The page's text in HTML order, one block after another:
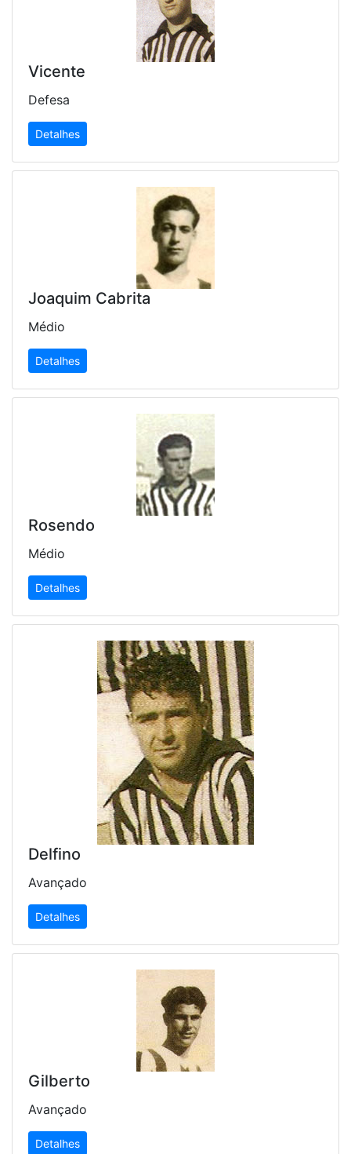
Vicente
Defesa
Detalhes
Joaquim Cabrita
Médio
Detalhes
Rosendo
Médio
Detalhes
Delfino
Avançado
Detalhes
Gilberto
Avançado
Detalhes